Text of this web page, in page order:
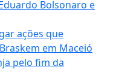
Bolsonaro e
ações que
em Maceió
pelo fim da